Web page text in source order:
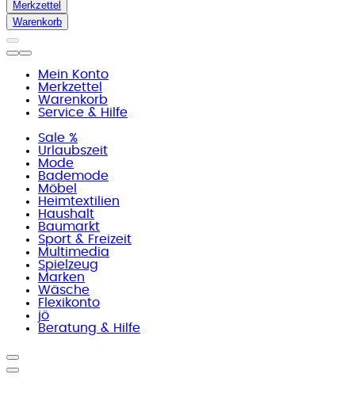
Merkzettel
Warenkorb
Mein Konto
Merkzettel
Warenkorb
Service & Hilfe
Sale %
Urlaubszeit
Mode
Bademode
Möbel
Heimtextilien
Haushalt
Baumarkt
Sport & Freizeit
Multimedia
Spielzeug
Marken
Wäsche
Flexikonto
jö
Beratung & Hilfe